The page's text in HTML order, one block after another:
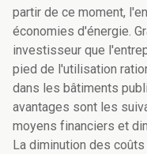
partir de ce moment,
économies d'énergie.
investisseur que
pied de l'utilisation
dans les bâtiments
avantages sont les
moyens financiers et
La diminution des